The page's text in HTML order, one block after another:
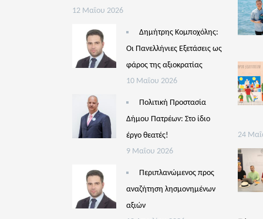
12 Μαΐου 2026
Δημήτρης Κομποχόλης:
Οι Πανελλήνιες Εξετάσεις ως
φάρος της αξιοκρατίας
10 Μαΐου 2026
Πολιτική Προστασία
Δήμου Πατρέων: Στο ίδιο
έργο θεατές!
9 Μαΐου 2026
Περιπλανώμενος προς
αναζήτηση λησμονημένων
αξιών
24